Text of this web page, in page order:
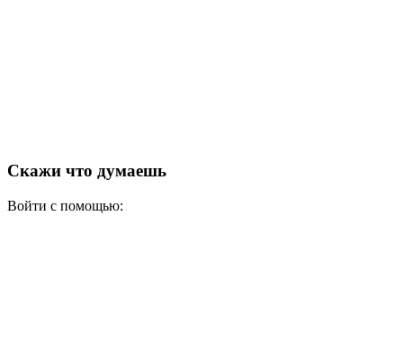
Скажи что думаешь
Войти с помощью: